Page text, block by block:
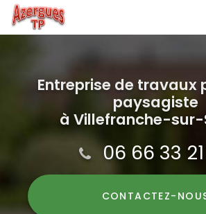
contenuEntreprise de travaux
paysagiste
à Villefranche-sur-
06 66 33
CONTACTEZ-